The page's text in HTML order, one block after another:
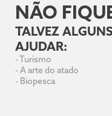
NÃO
TALVEZ
AJUDAR:
-Turismo
- A arte do atado
- Biopesca